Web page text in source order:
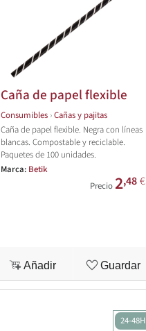
Caña de papel flexible
Consumibles ›Cañas y pajitas
Caña de papel flexible. Negra con líneas
blancas. Compostable y reciclable.
Paquetes de 100 unidades.
Marca: Betik
Precio 2,48€
Añadir Guardar
24-48H